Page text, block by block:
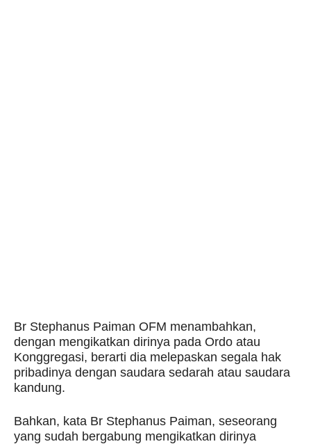
Br Stephanus Paiman OFM menambahkan,
dengan mengikatkan dirinya pada Ordo atau
Konggregasi, berarti dia melepaskan segala hak
pribadinya dengan saudara sedarah atau saudara
kandung.
Bahkan, kata Br Stephanus Paiman, seseorang
yang sudah bergabung mengikatkan dirinya